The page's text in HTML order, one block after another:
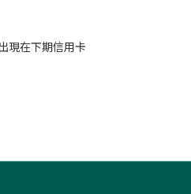
現在下期信用卡